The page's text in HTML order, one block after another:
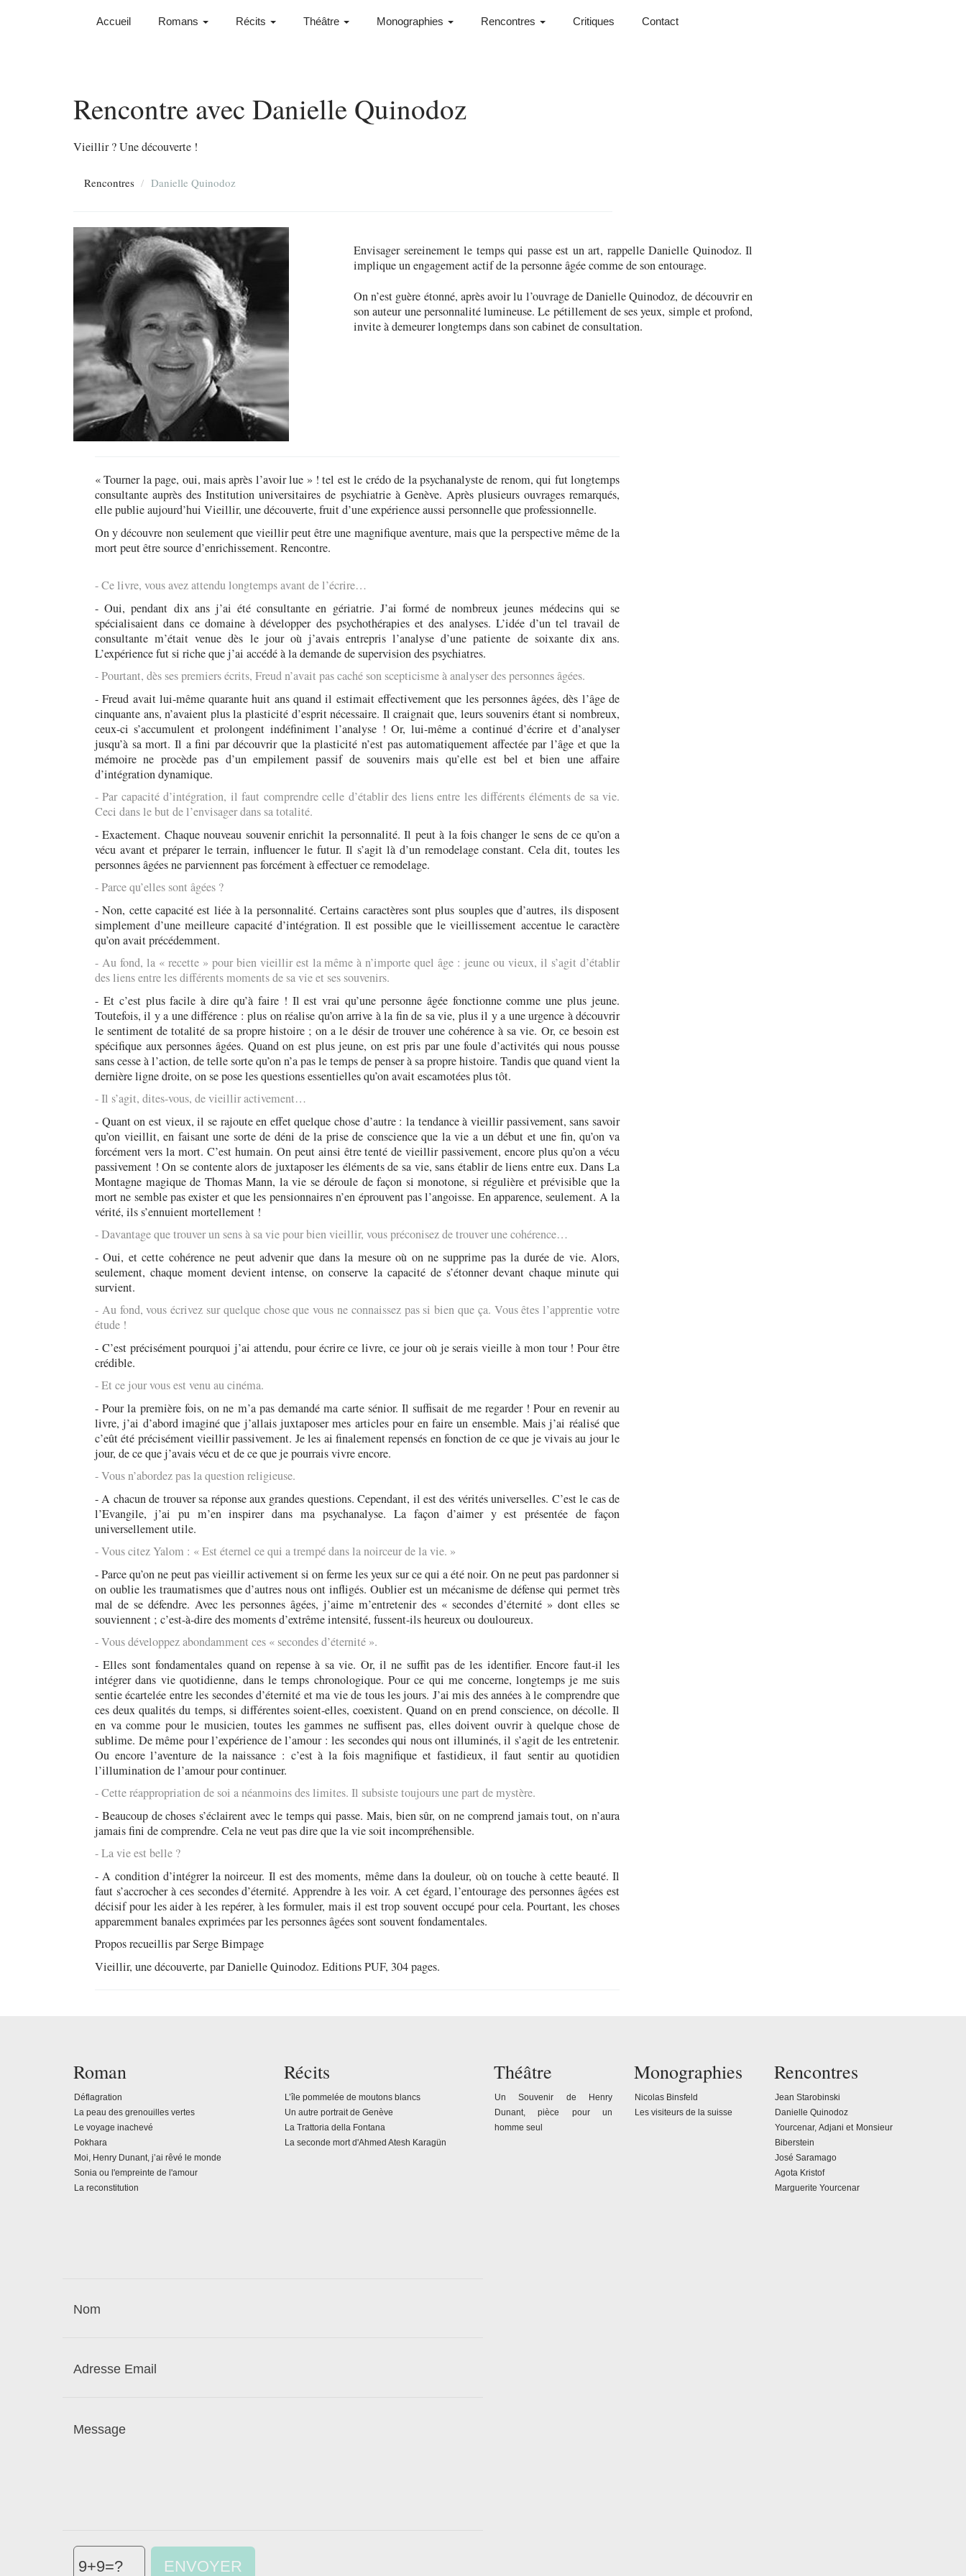
Accueil Romans Récits Théâtre Monographies Rencontres Critiques Contact
Rencontre avec Danielle Quinodoz
Vieillir ? Une découverte !
Rencontres Danielle Quinodoz
Envisager sereinement le temps qui passe est un art, rappelle Danielle Quinodoz. Il
implique un engagement actif de la personne âgée comme de son entourage.
On n’est guère étonné, après avoir lu l’ouvrage de Danielle Quinodoz, de découvrir en
son auteur une personnalité lumineuse. Le pétillement de ses yeux, simple et profond,
invite à demeurer longtemps dans son cabinet de consultation.
« Tourner la page, oui, mais après l’avoir lue » ! tel est le crédo de la psychanalyste de renom, qui fut longtemps
consultante auprès des Institution universitaires de psychiatrie à Genève. Après plusieurs ouvrages remarqués,
elle publie aujourd’hui Vieillir, une découverte, fruit d’une expérience aussi personnelle que professionnelle.
On y découvre non seulement que vieillir peut être une magnifique aventure, mais que la perspective même de la
mort peut être source d’enrichissement. Rencontre.
- Ce livre, vous avez attendu longtemps avant de l’écrire…
- Oui, pendant dix ans j’ai été consultante en gériatrie. J’ai formé de nombreux jeunes médecins qui se
spécialisaient dans ce domaine à développer des psychothérapies et des analyses. L’idée d’un tel travail de
consultante m’était venue dès le jour où j’avais entrepris l’analyse d’une patiente de soixante dix ans.
L’expérience fut si riche que j’ai accédé à la demande de supervision des psychiatres.
- Pourtant, dès ses premiers écrits, Freud n’avait pas caché son scepticisme à analyser des personnes âgées.
- Freud avait lui-même quarante huit ans quand il estimait effectivement que les personnes âgées, dès l’âge de
cinquante ans, n’avaient plus la plasticité d’esprit nécessaire. Il craignait que, leurs souvenirs étant si nombreux,
ceux-ci s’accumulent et prolongent indéfiniment l’analyse ! Or, lui-même a continué d’écrire et d’analyser
jusqu’à sa mort. Il a fini par découvrir que la plasticité n’est pas automatiquement affectée par l’âge et que la
mémoire ne procède pas d’un empilement passif de souvenirs mais qu’elle est bel et bien une affaire
d’intégration dynamique.
- Par capacité d’intégration, il faut comprendre celle d’établir des liens entre les différents éléments de sa vie.
Ceci dans le but de l’envisager dans sa totalité.
- Exactement. Chaque nouveau souvenir enrichit la personnalité. Il peut à la fois changer le sens de ce qu’on a
vécu avant et préparer le terrain, influencer le futur. Il s’agit là d’un remodelage constant. Cela dit, toutes les
personnes âgées ne parviennent pas forcément à effectuer ce remodelage.
- Parce qu’elles sont âgées ?
- Non, cette capacité est liée à la personnalité. Certains caractères sont plus souples que d’autres, ils disposent
simplement d’une meilleure capacité d’intégration. Il est possible que le vieillissement accentue le caractère
qu’on avait précédemment.
- Au fond, la « recette » pour bien vieillir est la même à n’importe quel âge : jeune ou vieux, il s’agit d’établir
des liens entre les différents moments de sa vie et ses souvenirs.
- Et c’est plus facile à dire qu’à faire ! Il est vrai qu’une personne âgée fonctionne comme une plus jeune.
Toutefois, il y a une différence : plus on réalise qu’on arrive à la fin de sa vie, plus il y a une urgence à découvrir
le sentiment de totalité de sa propre histoire ; on a le désir de trouver une cohérence à sa vie. Or, ce besoin est
spécifique aux personnes âgées. Quand on est plus jeune, on est pris par une foule d’activités qui nous pousse
sans cesse à l’action, de telle sorte qu’on n’a pas le temps de penser à sa propre histoire. Tandis que quand vient la
dernière ligne droite, on se pose les questions essentielles qu’on avait escamotées plus tôt.
- Il s’agit, dites-vous, de vieillir activement…
- Quant on est vieux, il se rajoute en effet quelque chose d’autre : la tendance à vieillir passivement, sans savoir
qu’on vieillit, en faisant une sorte de déni de la prise de conscience que la vie a un début et une fin, qu’on va
forcément vers la mort. C’est humain. On peut ainsi être tenté de vieillir passivement, encore plus qu’on a vécu
passivement ! On se contente alors de juxtaposer les éléments de sa vie, sans établir de liens entre eux. Dans La
Montagne magique de Thomas Mann, la vie se déroule de façon si monotone, si régulière et prévisible que la
mort ne semble pas exister et que les pensionnaires n’en éprouvent pas l’angoisse. En apparence, seulement. A la
vérité, ils s’ennuient mortellement !
- Davantage que trouver un sens à sa vie pour bien vieillir, vous préconisez de trouver une cohérence…
- Oui, et cette cohérence ne peut advenir que dans la mesure où on ne supprime pas la durée de vie. Alors,
seulement, chaque moment devient intense, on conserve la capacité de s’étonner devant chaque minute qui
survient.
- Au fond, vous écrivez sur quelque chose que vous ne connaissez pas si bien que ça. Vous êtes l’apprentie votre
étude !
- C’est précisément pourquoi j’ai attendu, pour écrire ce livre, ce jour où je serais vieille à mon tour ! Pour être
crédible.
- Et ce jour vous est venu au cinéma.
- Pour la première fois, on ne m’a pas demandé ma carte sénior. Il suffisait de me regarder ! Pour en revenir au
livre, j’ai d’abord imaginé que j’allais juxtaposer mes articles pour en faire un ensemble. Mais j’ai réalisé que
c’eût été précisément vieillir passivement. Je les ai finalement repensés en fonction de ce que je vivais au jour le
jour, de ce que j’avais vécu et de ce que je pourrais vivre encore.
- Vous n’abordez pas la question religieuse.
- A chacun de trouver sa réponse aux grandes questions. Cependant, il est des vérités universelles. C’est le cas de
l’Evangile, j’ai pu m’en inspirer dans ma psychanalyse. La façon d’aimer y est présentée de façon
universellement utile.
- Vous citez Yalom : « Est éternel ce qui a trempé dans la noirceur de la vie. »
- Parce qu’on ne peut pas vieillir activement si on ferme les yeux sur ce qui a été noir. On ne peut pas pardonner si
on oublie les traumatismes que d’autres nous ont infligés. Oublier est un mécanisme de défense qui permet très
mal de se défendre. Avec les personnes âgées, j’aime m’entretenir des « secondes d’éternité » dont elles se
souviennent ; c’est-à-dire des moments d’extrême intensité, fussent-ils heureux ou douloureux.
- Vous développez abondamment ces « secondes d’éternité ».
- Elles sont fondamentales quand on repense à sa vie. Or, il ne suffit pas de les identifier. Encore faut-il les
intégrer dans vie quotidienne, dans le temps chronologique. Pour ce qui me concerne, longtemps je me suis
sentie écartelée entre les secondes d’éternité et ma vie de tous les jours. J’ai mis des années à le comprendre que
ces deux qualités du temps, si différentes soient-elles, coexistent. Quand on en prend conscience, on décolle. Il
en va comme pour le musicien, toutes les gammes ne suffisent pas, elles doivent ouvrir à quelque chose de
sublime. De même pour l’expérience de l’amour : les secondes qui nous ont illuminés, il s’agit de les entretenir.
Ou encore l’aventure de la naissance : c’est à la fois magnifique et fastidieux, il faut sentir au quotidien
l’illumination de l’amour pour continuer.
- Cette réappropriation de soi a néanmoins des limites. Il subsiste toujours une part de mystère.
- Beaucoup de choses s’éclairent avec le temps qui passe. Mais, bien sûr, on ne comprend jamais tout, on n’aura
jamais fini de comprendre. Cela ne veut pas dire que la vie soit incompréhensible.
- La vie est belle ?
- A condition d’intégrer la noirceur. Il est des moments, même dans la douleur, où on touche à cette beauté. Il
faut s’accrocher à ces secondes d’éternité. Apprendre à les voir. A cet égard, l’entourage des personnes âgées est
décisif pour les aider à les repérer, à les formuler, mais il est trop souvent occupé pour cela. Pourtant, les choses
apparemment banales exprimées par les personnes âgées sont souvent fondamentales.
Propos recueillis par Serge Bimpage
Vieillir, une découverte, par Danielle Quinodoz. Editions PUF, 304 pages.
Roman
Déflagration
La peau des grenouilles vertes
Le voyage inachevé
Pokhara
Moi, Henry Dunant, j’ai rêvé le monde
Sonia ou l'empreinte de l'amour
La reconstitution
Récits
L’île pommelée de moutons blancs
Un autre portrait de Genève
La Trattoria della Fontana
La seconde mort d'Ahmed Atesh Karagün
Théâtre
Un Souvenir de Henry
Dunant, pièce pour un
homme seul
Monographies
Nicolas Binsfeld
Les visiteurs de la suisse
Rencontres
Jean Starobinski
Danielle Quinodoz
Yourcenar, Adjani et Monsieur
Biberstein
José Saramago
Agota Kristof
Marguerite Yourcenar
ENVOYER